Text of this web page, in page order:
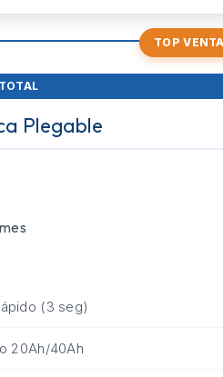
TOP
Plegable
(3 seg)
20Ah/40Ah